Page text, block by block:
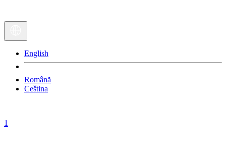
English
Română
Ceština
1